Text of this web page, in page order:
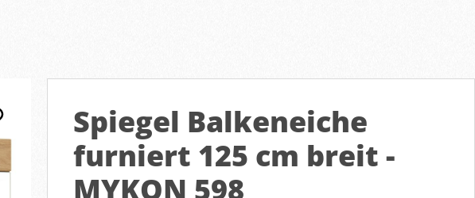
Spiegel Balkeneiche
furniert 125 cm breit -
MYKON 598